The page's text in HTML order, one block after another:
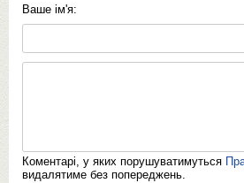
Ваше ім'я:
Коментарі, у яких порушуватимуться
видалятиме без попереджень.